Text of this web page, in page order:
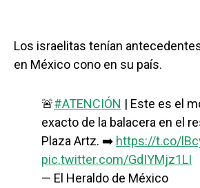
Los israelitas tenían
en México cono en su país.
🚨#ATENCIÓN | Este es el
exacto de la balacera en el
Plaza Artz. ➡️ https://t.co/
pic.twitter.com/GdIYMjz1LI
— El Heraldo de México